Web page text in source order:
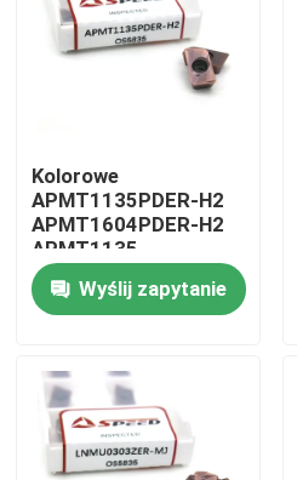
Dom
Produkty
O nas
Kolorowe
APMT1135PDER-H2
APMT1604PDER-H2
APMT1135
APMT1604 H2 M2
Wkładki frezarskie
CNC z węglika
Wyślij zapytanie